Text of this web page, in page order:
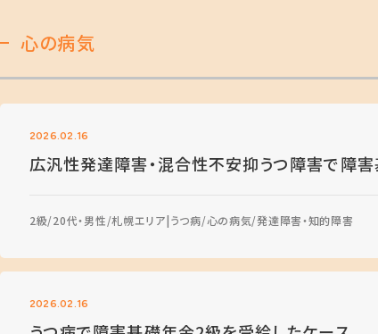
心の病気
2026.02.16
広汎性発達障害・混合性不安抑うつ障害で障
2級 20代・男性 札幌エリア うつ病 心の病気 発達障害・知的障害
2026.02.16